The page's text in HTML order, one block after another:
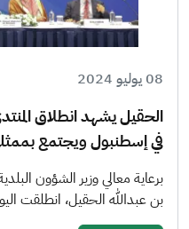
08 يوليو 2024
الحقيل يشهد انطلاق
في إسطنبول ويجتمع
برعاية معالي وزير الشؤون
بن عبدالله الحقيل، انطلقت